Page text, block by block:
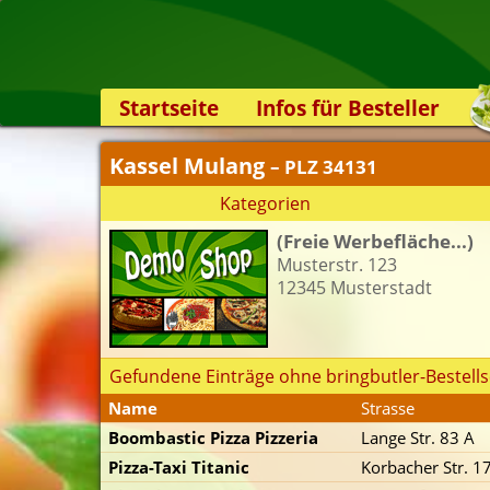
Startseite
Infos für Besteller
Lieferservice-App
Weiterempfehlen
Newsletter
Sicherheit
Kontakt
Kassel Mulang – PLZ 34131
Kategorien
(Freie Werbefläche...)
Musterstr. 123
12345 Musterstadt
Gefundene Einträge ohne bringbutler-
Name Strasse
Boombastic Pizza Pizzeria
Lange Str. 83 A
Pizza-Taxi Titanic
Korbacher Str.